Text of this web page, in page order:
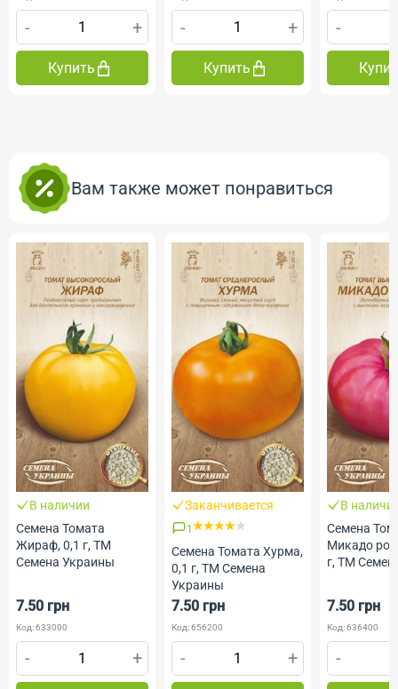
- +
Купить
- +
Купить
-
Вам также может понравиться
В наличии
Семена Томата
Жираф, 0,1 г, ТМ
Семена Украины
7.50 грн
Код: 633000
- +
Заканчивается
1
Семена Томата Хурма,
0,1 г, ТМ Семена
Украины
7.50 грн
Код: 656200
- +
В
Семена
Микадо
г, ТМ
7.50 грн
Код: 636400
-